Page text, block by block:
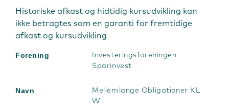
Historiske afkast og hidtidig kursudvikling kan
ikke betragtes som en garanti for fremtidige
afkast og kursudvikling
Forening
Investeringsforeningen
Sparinvest
Navn
Mellemlange Obligationer KL
W